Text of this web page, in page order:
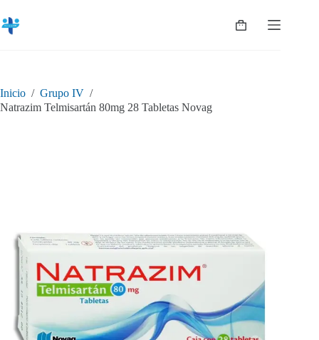
al
contenido
Shopping
Inicio / Grupo IV /
Natrazim Telmisartán 80mg 28 Tabletas Novag